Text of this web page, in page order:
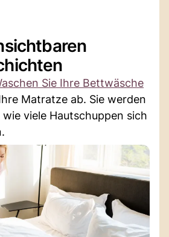
Sie Ihre Bettwäsche
Matratze ab. Sie werden
viele Hautschuppen sich